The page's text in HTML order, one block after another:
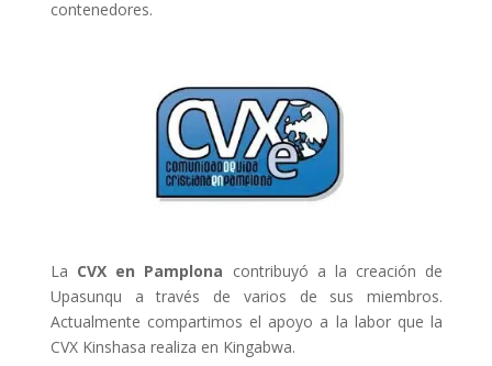
contenedores.
La CVX en Pamplona contribuyó a la creación de
Upasunqu a través de varios de sus miembros.
Actualmente compartimos el apoyo a la labor que la
CVX Kinshasa realiza en Kingabwa.